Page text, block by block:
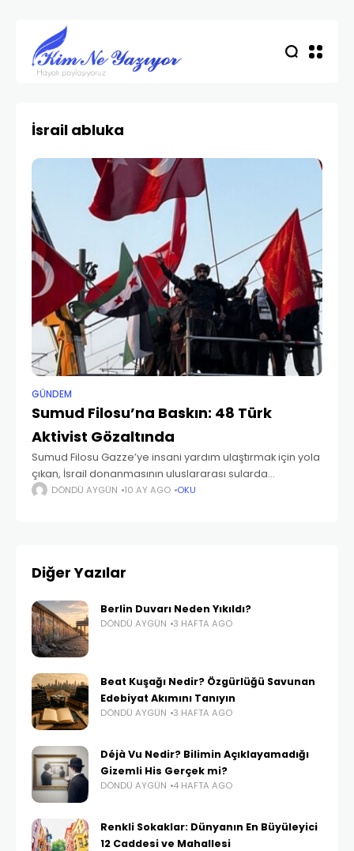
İsrail abluka
GÜNDEM
Sumud Filosu’na Baskın: 48 Türk
Aktivist Gözaltında
Sumud Filosu Gazze’ye insani yardım ulaştırmak için yola
çıkan, İsrail donanmasının uluslararası sularda
düzenlediği baskınla durduruldu. Baskın sonucunda 20
DÖNDÜ AYGÜN 10 AY AGO OKU
Diğer Yazılar
Berlin Duvarı Neden Yıkıldı?
DÖNDÜ AYGÜN 3 HAFTA AGO
Beat Kuşağı Nedir? Özgürlüğü Savunan
Edebiyat Akımını Tanıyın
DÖNDÜ AYGÜN 3 HAFTA AGO
Déjà Vu Nedir? Bilimin Açıklayamadığı
Gizemli His Gerçek mi?
DÖNDÜ AYGÜN 4 HAFTA AGO
Renkli Sokaklar: Dünyanın En Büyüleyici
12 Caddesi ve Mahallesi